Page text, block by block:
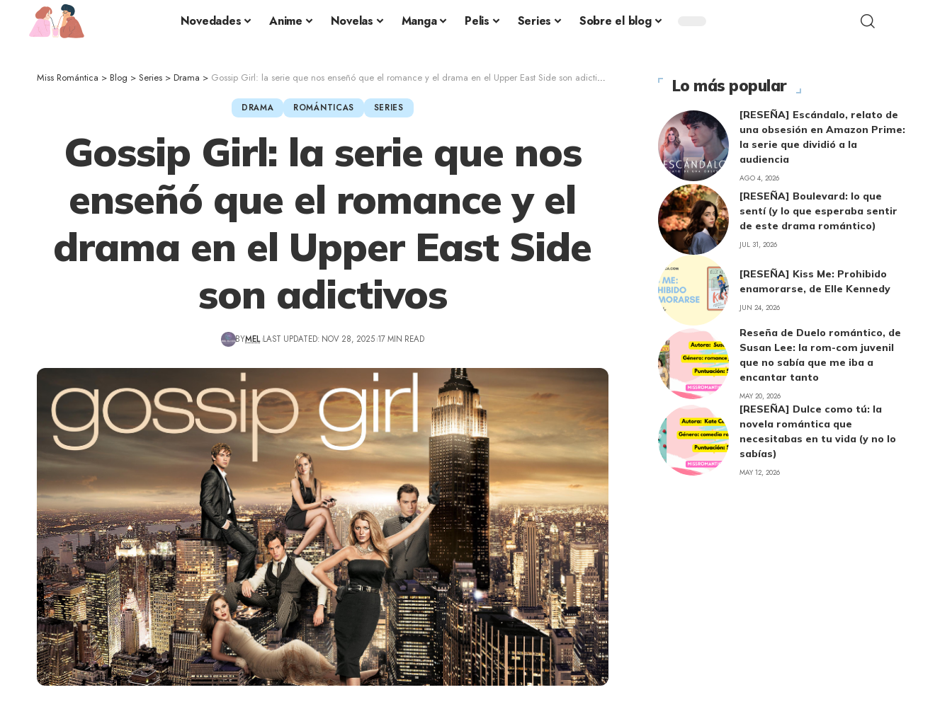
Novedades Anime Novelas Manga Pelis Series Sobre el blog
Miss Romántica > Blog > Series > Drama > Gossip Girl: la serie que nos enseñó que el romance y el drama en el Upper East Side son adictivos
DRAMA ROMÁNTICAS SERIES
Gossip Girl: la serie que nos
enseñó que el romance y el
drama en el Upper East Side
son adictivos
BYMEL LAST UPDATED: NOV 28, 2025 17 MIN READ
Lo más popular
[RESEÑA] Escándalo, relato de
una obsesión en Amazon Prime:
la serie que dividió a la
audiencia
AGO 4, 2026
[RESEÑA] Boulevard: lo que
sentí (y lo que esperaba sentir
de este drama romántico)
JUL 31, 2026
[RESEÑA] Kiss Me: Prohibido
enamorarse, de Elle Kennedy
JUN 24, 2026
Reseña de Duelo romántico, de
Susan Lee: la rom-com juvenil
que no sabía que me iba a
encantar tanto
MAY 20, 2026
[RESEÑA] Dulce como tú: la
novela romántica que
necesitabas en tu vida (y no lo
sabías)
MAY 12, 2026